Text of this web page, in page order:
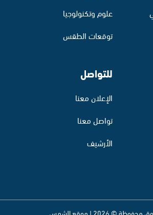
علوم وتكنولوجيا
توقعات الطقس
للتواصل
الإعلان معنا
تواصل معنا
الأرشيف